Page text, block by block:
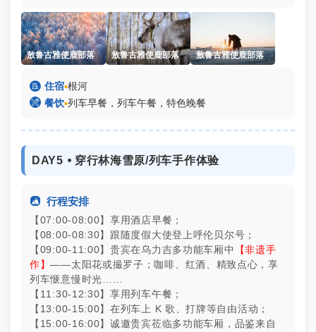
敖鲁古雅使鹿部落 敖鲁古雅使鹿部落 敖鲁古雅使鹿部落
 住宿▪根河
 餐饮▪列车早餐，列车午餐，特色晚餐
DAY5 ⦁ 穿行林海雪原/列车手作体验
 行程安排
【07:00-08:00】享用酒店早餐；
【08:00-08:30】跟随度假大使登上呼伦贝尔号；
【09:00-11:00】贵宾在乌力吉多功能车厢中
【非遗手
作】——太阳花或撮罗子；咖啡、红酒、精致点心，享
列车惬意慢时光……
【11:30-12:30】享用列车午餐；
【13:00-15:00】在列车上 K 歌、打牌等自由活动；
【15:00-16:00】诚邀贵宾莅临多功能车厢，品鉴来自